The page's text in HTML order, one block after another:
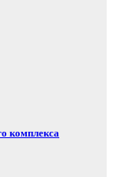
комплекса